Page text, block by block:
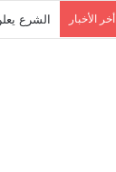
أخر الأخبار قانون